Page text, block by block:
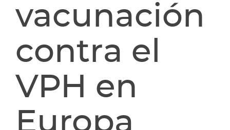
vacunación
contra el
VPH en
Europa